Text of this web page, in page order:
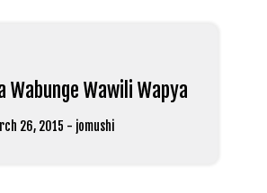
Wabunge Wawili Wapya
26, 2015 - jomushi